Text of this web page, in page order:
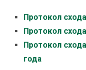
Протокол
Протокол
Протокол
года